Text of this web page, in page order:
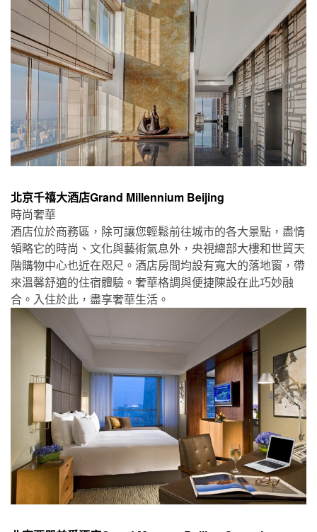
北京千禧大酒店Grand Millennium Beijing
時尚奢華
酒店位於商務區，除可讓您輕鬆前往城市的各大景點，盡情
領略它的時尚、文化與藝術氣息外，央視總部大樓和世貿天
階購物中心也近在咫尺。酒店房間均設有寬大的落地窗，帶
來溫馨舒適的住宿體驗。奢華格調與便捷陳設在此巧妙融
合。入住於此，盡享奢華生活。